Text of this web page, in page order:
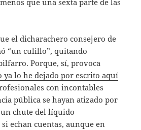
el dicharachero consejero de
“un culillo”, quitando
Porque, sí, provoca
ya lo he dejado por escrito aquí
con incontables
pública se hayan atizado por
chute del líquido
echan cuentas, aunque en